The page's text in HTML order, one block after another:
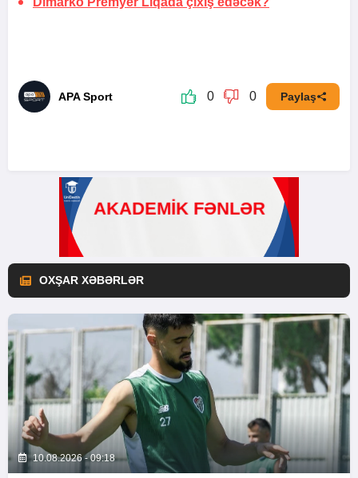
APA Sport 0 0 Paylaş
OXŞAR XƏBƏRLƏR
10.08.2026 - 09:18